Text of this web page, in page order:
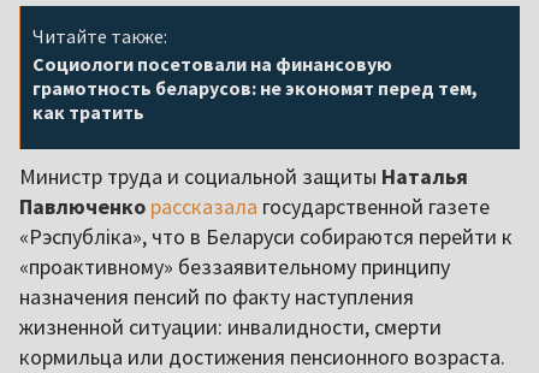
Читайте также:
Социологи посетовали на финансовую
грамотность беларусов: не экономят перед тем,
как тратить
Министр труда и социальной защиты Наталья
Павлюченко рассказала государственной газете
«Рэспубліка», что в Беларуси собираются перейти к
«проактивному» беззаявительному принципу
назначения пенсий по факту наступления
жизненной ситуации: инвалидности, смерти
кормильца или достижения пенсионного возраста.